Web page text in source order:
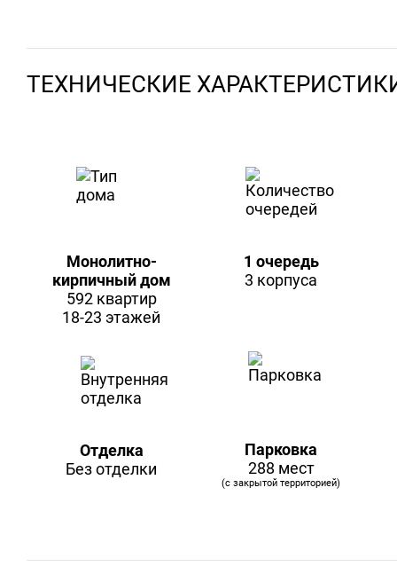
ТЕХНИЧЕСКИЕ
Монолитно-
кирпичный дом
592 квартир
18-23 этажей
1 очередь
3 корпуса
Отделка
Без отделки
Парковка
288 мест
(с закрытой территорией)